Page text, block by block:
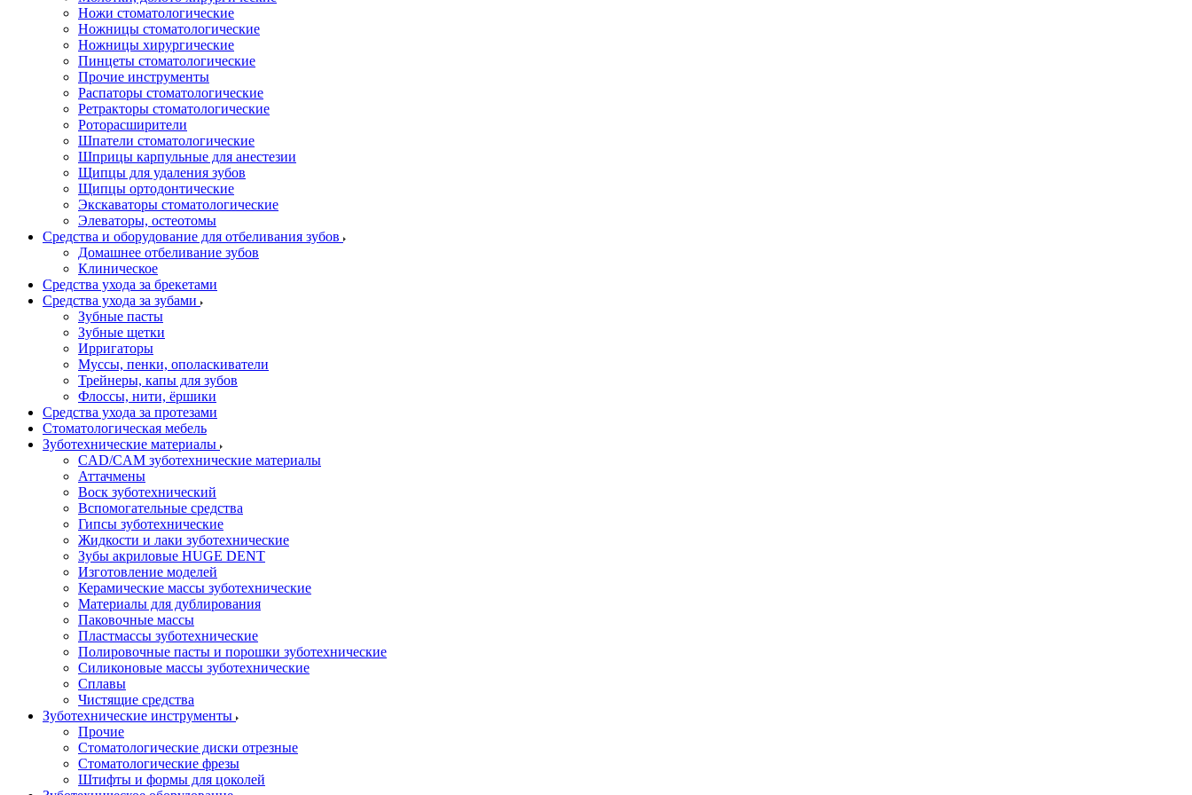
Ножи стоматологические
Ножницы стоматологические
Ножницы хирургические
Пинцеты стоматологические
Прочие инструменты
Распаторы стоматологические
Ретракторы стоматологические
Роторасширители
Шпатели стоматологические
Шприцы карпульные для анестезии
Щипцы для удаления зубов
Щипцы ортодонтические
Экскаваторы стоматологические
Элеваторы, остеотомы
Средства и оборудование для отбеливания зубов
Домашнее отбеливание зубов
Клиническое
Средства ухода за брекетами
Средства ухода за зубами
Зубные пасты
Зубные щетки
Ирригаторы
Муссы, пенки, ополаскиватели
Трейнеры, капы для зубов
Флоссы, нити, ёршики
Средства ухода за протезами
Стоматологическая мебель
Зуботехнические материалы
CAD/CAM зуботехнические материалы
Аттачмены
Воск зуботехнический
Вспомогательные средства
Гипсы зуботехнические
Жидкости и лаки зуботехнические
Зубы акриловые HUGE DENT
Изготовление моделей
Керамические массы зуботехнические
Материалы для дублирования
Паковочные массы
Пластмассы зуботехнические
Полировочные пасты и порошки зуботехнические
Силиконовые массы зуботехнические
Сплавы
Чистящие средства
Зуботехнические инструменты
Прочие
Стоматологические диски отрезные
Стоматологические фрезы
Штифты и формы для цоколей